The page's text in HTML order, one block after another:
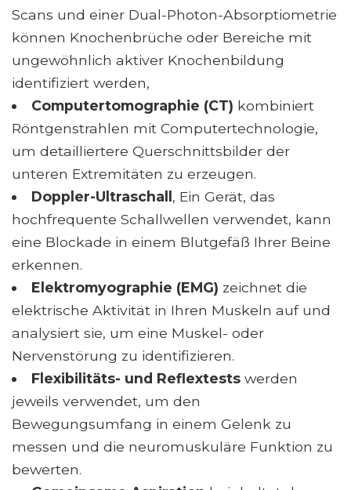
Scans und einer Dual-Photon-Absorptiometrie
können Knochenbrüche oder Bereiche mit
ungewöhnlich aktiver Knochenbildung
identifiziert werden,
Computertomographie (CT) kombiniert
Röntgenstrahlen mit Computertechnologie,
um detailliertere Querschnittsbilder der
unteren Extremitäten zu erzeugen.
Doppler-Ultraschall , Ein Gerät, das
hochfrequente Schallwellen verwendet, kann
eine Blockade in einem Blutgefäß Ihrer Beine
erkennen.
Elektromyographie (EMG) zeichnet die
elektrische Aktivität in Ihren Muskeln auf und
analysiert sie, um eine Muskel- oder
Nervenstörung zu identifizieren.
Flexibilitäts- und Reflextestswerden
jeweils verwendet, um den
Bewegungsumfang in einem Gelenk zu
messen und die neuromuskuläre Funktion zu
bewerten.